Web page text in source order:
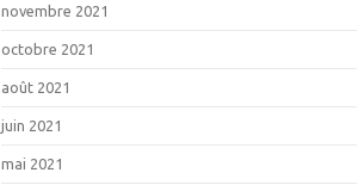
novembre 2021
octobre 2021
août 2021
juin 2021
mai 2021